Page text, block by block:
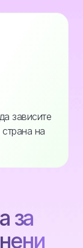
зависите
на
за